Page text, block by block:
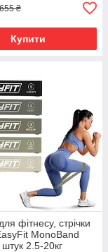
655 ₴
Купити
фітнесу, стрічки
MonoBand
штук 2.5-20кг